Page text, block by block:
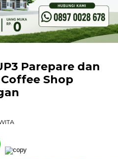
Parepare dan
Shop